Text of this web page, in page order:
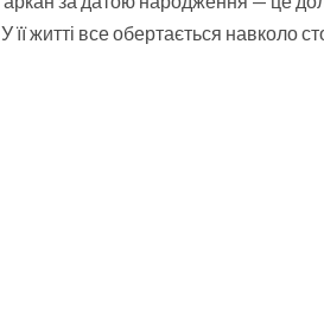
житті все обертається навколо